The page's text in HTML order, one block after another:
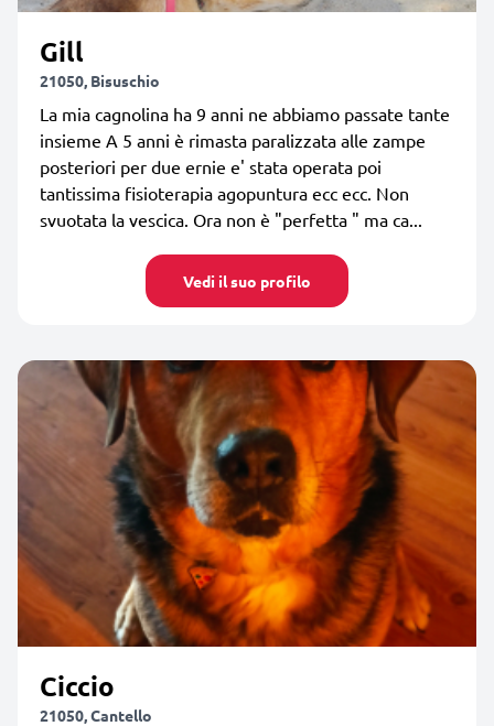
Gill
21050, Bisuschio
La mia cagnolina ha 9 anni ne abbiamo passate tante
insieme A 5 anni è rimasta paralizzata alle zampe
posteriori per due ernie e' stata operata poi
tantissima fisioterapia agopuntura ecc ecc. Non
svuotata la vescica. Ora non è "perfetta " ma ca...
Vedi il suo profilo
Ciccio
21050, Cantello